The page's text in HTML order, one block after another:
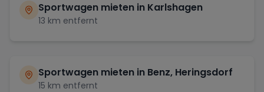
Sportwagen mieten in Karlshagen
13 km entfernt
Sportwagen mieten in Benz, Heringsdorf
15 km entfernt